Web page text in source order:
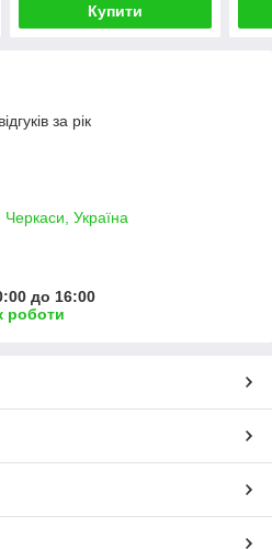
Купити
за рік
Черкаси, Україна
до 16:00
роботи